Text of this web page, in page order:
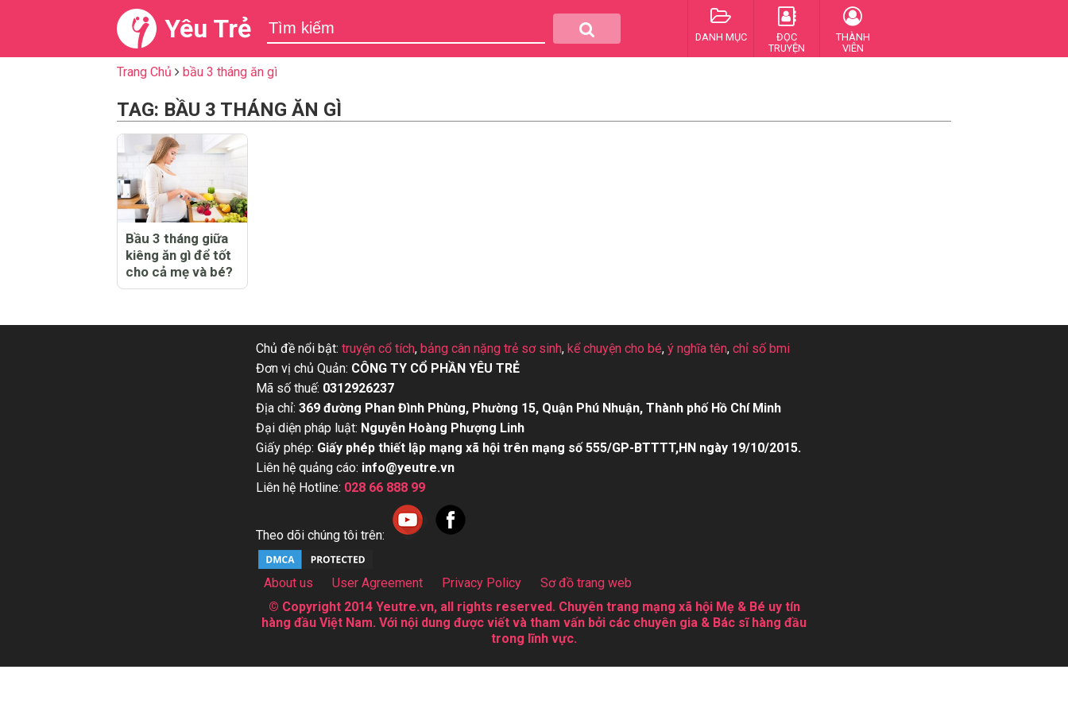
Yêu Trẻ DANH MỤC
ĐỌC
TRUYỆN
THÀNH
VIÊN
Trang Chủ bầu 3 tháng ăn gì
TAG: BẦU 3 THÁNG ĂN GÌ
Bầu 3 tháng giữa
kiêng ăn gì để tốt
cho cả mẹ và bé?
Chủ đề nổi bật: truyện cổ tích, bảng cân nặng trẻ sơ sinh, kể chuyện cho bé, ý nghĩa tên, chỉ số bmi
Đơn vị chủ Quản: CÔNG TY CỔ PHẦN YÊU TRẺ
Mã số thuế: 0312926237
Địa chỉ: 369 đường Phan Đình Phùng, Phường 15, Quận Phú Nhuận, Thành phố Hồ Chí Minh
Đại diện pháp luật: Nguyễn Hoàng Phượng Linh
Giấy phép: Giấy phép thiết lập mạng xã hội trên mạng số 555/GP-BTTTT,HN ngày 19/10/2015.
Liên hệ quảng cáo: info@yeutre.vn
Liên hệ Hotline: 028 66 888 99
Theo dõi chúng tôi trên:
About us User Agreement Privacy Policy
Sơ đồ trang web
© Copyright 2014 Yeutre.vn, all rights reserved. Chuyên trang mạng xã hội Mẹ & Bé uy tín
hàng đầu Việt Nam. Với nội dung được viết và tham vấn bởi các chuyên gia & Bác sĩ hàng đầu
trong lĩnh vực.